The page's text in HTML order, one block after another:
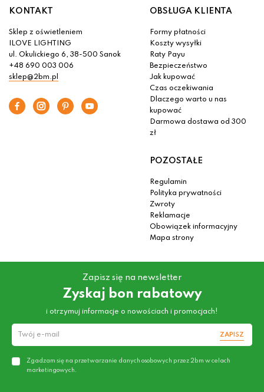
KONTAKT
Sklep z oświetleniem
ILOVE LIGHTING
ul. Okulickiego 6, 38-500 Sanok
+48 690 003 006
sklep@2bm.pl
OBSŁUGA KLIENTA
Formy płatności
Koszty wysyłki
Raty Payu
Bezpieczeństwo
Jak kupować
Czas oczekiwania
Dlaczego warto u nas
kupować
Darmowa dostawa od 300
zł
POZOSTAŁE
Regulamin
Polityka prywatności
Zwroty
Reklamacje
Obowiązek informacyjny
Mapa strony
Zapisz się na newsletter
Zyskaj bon rabatowy
i otrzymuj informacje o nowościach i promocjach!
ZAPISZ
Zgadzam się na przetwarzanie danych osobowych przez 2bm w celach
marketingowych.